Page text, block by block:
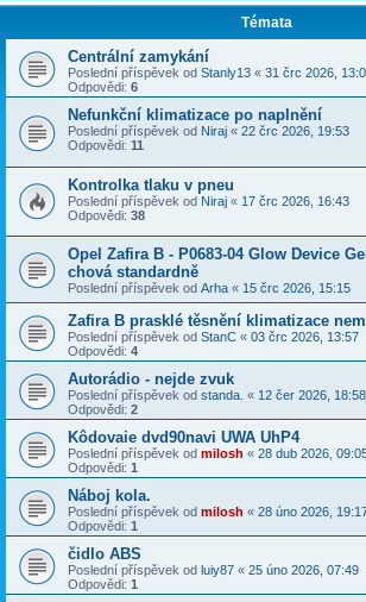
Témata
Centrální zamykání
Poslední příspěvek od Stanly13 « 31 črc 2026,
Odpovědi: 6
Nefunkční klimatizace po naplnění
Poslední příspěvek od Niraj « 22 črc 2026, 19:53
Odpovědi: 11
Kontrolka tlaku v pneu
Poslední příspěvek od Niraj « 17 črc 2026, 16:43
Odpovědi: 38
Opel Zafira B - P0683-04 Glow Device
chová standardně
Poslední příspěvek od Arha « 15 črc 2026, 15:15
Zafira B prasklé těsnění klimatizace
Poslední příspěvek od StanC « 03 črc 2026, 13:57
Odpovědi: 4
Autorádio - nejde zvuk
Poslední příspěvek od standa. « 12 čer 2026, 18:58
Odpovědi: 2
Kôdovaie dvd90navi UWA UhP4
Poslední příspěvek od milosh « 28 dub 2026,
Odpovědi: 1
Náboj kola.
Poslední příspěvek od milosh « 28 úno 2026,
Odpovědi: 1
čidlo ABS
Poslední příspěvek od luiy87 « 25 úno 2026, 07:49
Odpovědi: 1